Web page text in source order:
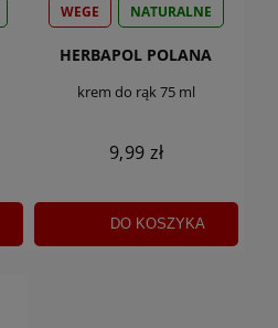
WEGE NATURALNE
HERBAPOL POLANA
krem do rąk 75 ml
9,99 zł
DO KOSZYKA